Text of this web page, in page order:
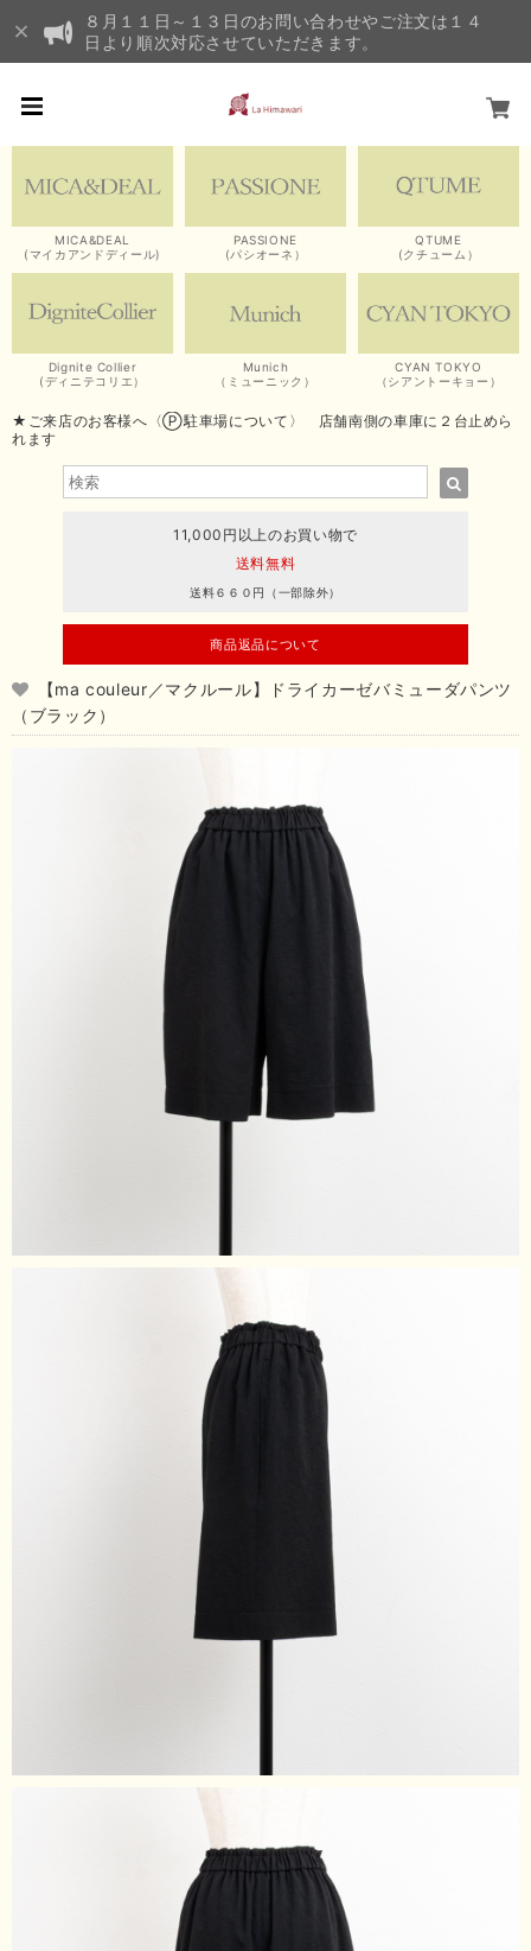
８月１１日～１３日のお問い合わせやご注文は１４
日より順次対応させていただきます。
MICA&DEAL
(マイカアンドディール)
PASSIONE
(パシオーネ）
QTUME
(クチューム）
Dignite Collier
(ディニテコリエ）
Munich
（ミューニック）
CYAN TOKYO
（シアントーキョー）
★ご来店のお客様へ〈Ⓟ駐車場について〉 店舗南側の車庫に２台止めら
れます
11,000円以上のお買い物で
送料無料
送料６６０円（一部除外）
商品返品について
【ma couleur／マクルール】ドライカーゼバミューダパンツ
（ブラック）